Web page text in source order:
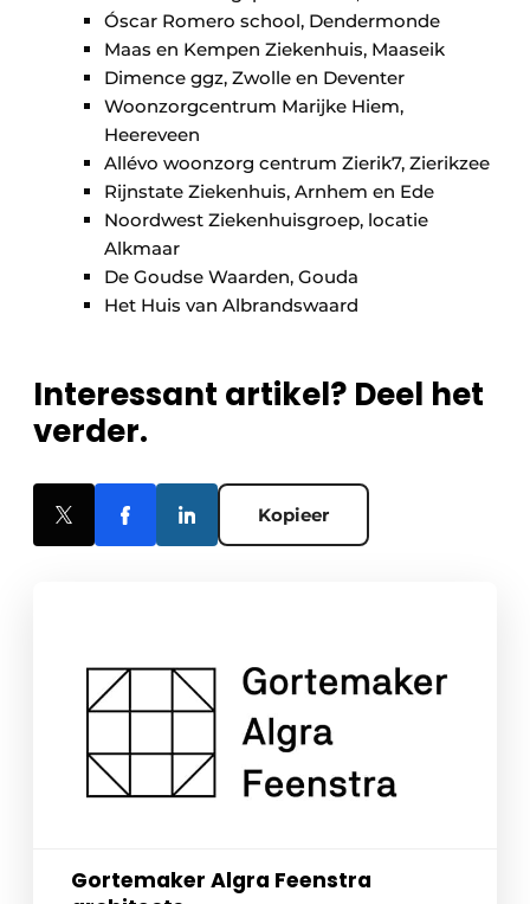
Óscar Romero school, Dendermonde
Maas en Kempen Ziekenhuis, Maaseik
Dimence ggz, Zwolle en Deventer
Woonzorgcentrum Marijke Hiem,
Heereveen
Allévo woonzorg centrum Zierik7, Zierikzee
Rijnstate Ziekenhuis, Arnhem en Ede
Noordwest Ziekenhuisgroep, locatie
Alkmaar
De Goudse Waarden, Gouda
Het Huis van Albrandswaard
Interessant artikel? Deel het
verder.
Kopieer
Gortemaker Algra Feenstra